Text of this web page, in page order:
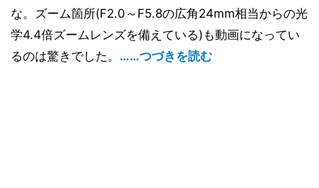
な。ズーム箇所(F2.0～F5.8の広角24mm相当からの光
学4.4倍ズームレンズを備えている)も動画になってい
るのは驚きでした。 ……つづきを読む